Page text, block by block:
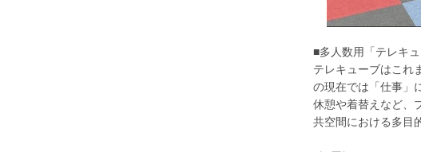
■多人数用「テレキ
テレキューブはこれ
の現在では「仕事」
休憩や着替えなど、
共空間における多目